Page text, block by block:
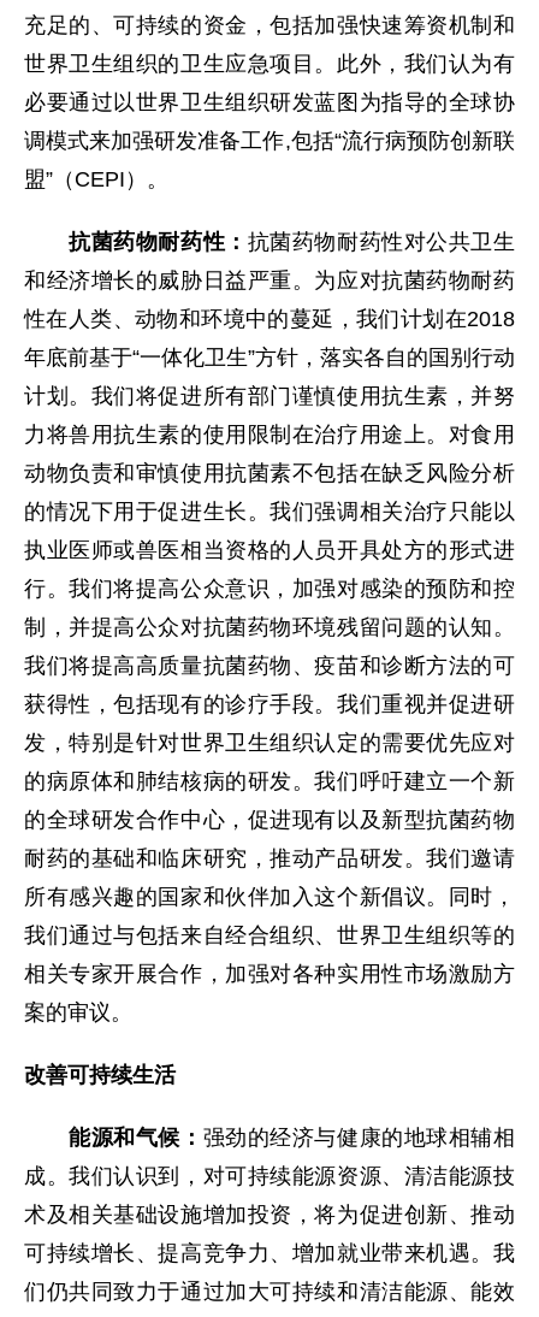
充足的、可持续的资金，包括加强快速筹资机制和
世界卫生组织的卫生应急项目。此外，我们认为有
必要通过以世界卫生组织研发蓝图为指导的全球协
调模式来加强研发准备工作,包括“流行病预防创新联
盟”（CEPI）。
抗菌药物耐药性： 抗菌药物耐药性对公共卫生
和经济增长的威胁日益严重。为应对抗菌药物耐药
性在人类、动物和环境中的蔓延，我们计划在2018
年底前基于“一体化卫生”方针，落实各自的国别行动
计划。我们将促进所有部门谨慎使用抗生素，并努
力将兽用抗生素的使用限制在治疗用途上。对食用
动物负责和审慎使用抗菌素不包括在缺乏风险分析
的情况下用于促进生长。我们强调相关治疗只能以
执业医师或兽医相当资格的人员开具处方的形式进
行。我们将提高公众意识，加强对感染的预防和控
制，并提高公众对抗菌药物环境残留问题的认知。
我们将提高高质量抗菌药物、疫苗和诊断方法的可
获得性，包括现有的诊疗手段。我们重视并促进研
发，特别是针对世界卫生组织认定的需要优先应对
的病原体和肺结核病的研发。我们呼吁建立一个新
的全球研发合作中心，促进现有以及新型抗菌药物
耐药的基础和临床研究，推动产品研发。我们邀请
所有感兴趣的国家和伙伴加入这个新倡议。同时，
我们通过与包括来自经合组织、世界卫生组织等的
相关专家开展合作，加强对各种实用性市场激励方
案的审议。
改善可持续生活
能源和气候： 强劲的经济与健康的地球相辅相
成。我们认识到，对可持续能源资源、清洁能源技
术及相关基础设施增加投资，将为促进创新、推动
可持续增长、提高竞争力、增加就业带来机遇。我
们仍共同致力于通过加大可持续和清洁能源、能效